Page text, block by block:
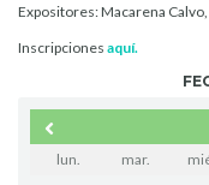
Expositores: Macarena Calvo,
Inscripciones aquí.
lun. mar.